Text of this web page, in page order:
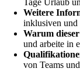
Tage Urlaub
Weitere
inklusiven und
Warum
und arbeite in
von Teams